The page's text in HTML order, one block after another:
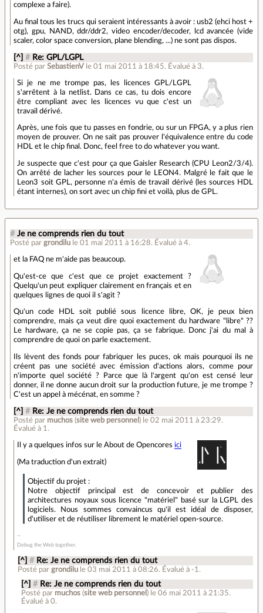
complexe a faire).
Au final tous les trucs qui seraient intéressants à avoir : usb2 (ehci host +
otg), gpu, NAND, ddr/ddr2, video encoder/decoder, lcd avancée (vide
scaler, color space conversion, plane blending, ...) ne sont pas dispos.
[^] # Re: GPL/LGPL
Posté parSebastienV le 01 mai 2011 à 18:45. Évalué à 3.
Si je ne me trompe pas, les licences GPL/LGPL
s'arrêtent à la netlist. Dans ce cas, tu dois encore
être compliant avec les licences vu que c'est un
travail dérivé.
Après, une fois que tu passes en fondrie, ou sur un FPGA, y a plus rien
moyen de prouver. On ne sait pas prouver l'équivalence entre du code
HDL et le chip final. Donc, feel free to do whatever you want.
Je suspecte que c'est pour ça que Gaisler Research (CPU Leon2/3/4).
On arrêté de lacher les sources pour le LEON4. Malgré le fait que le
Leon3 soit GPL, personne n'a émis de travail dérivé (les sources HDL
étant internes), on sort avec un chip fini et voilà, plus de GPL.
# Je ne comprends rien du tout
Posté par grondilu le 01 mai 2011 à 16:28. Évalué à 4.
et la FAQ ne m'aide pas beaucoup.
Qu'est-ce que c'est que ce projet exactement ?
Quelqu'un peut expliquer clairement en français et en
quelques lignes de quoi il s'agit ?
Qu'un code HDL soit publié sous licence libre, OK, je peux bien
comprendre, mais ça veut dire quoi exactement du hardware "libre" ??
Le hardware, ça ne se copie pas, ça se fabrique. Donc j'ai du mal à
comprendre de quoi on parle exactement.
Ils lèvent des fonds pour fabriquer les puces, ok mais pourquoi ils ne
créent pas une société avec émission d'actions alors, comme pour
n'importe quel société ? Parce que là l'argent qu'on est censé leur
donner, il ne donne aucun droit sur la production future, je me trompe ?
C'est un appel à mécénat, en somme ?
[^] # Re: Je ne comprends rien du tout
Posté par muchos (site web personnel ) le 02 mai 2011 à 23:29.
Évalué à 1 .
Il y a quelques infos sur le About de Opencoresici
(Ma traduction d'un extrait)
Objectif du projet :
Notre objectif principal est de concevoir et publier des
architectures noyaux sous licence "matériel" basé sur la LGPL des
logiciels. Nous sommes convaincus qu'il est idéal de disposer,
d'utiliser et de réutiliser librement le matériel open-source.
Debug the Web together.
[^] # Re: Je ne comprends rien du tout
Posté par grondilu le 03 mai 2011 à 08:26. Évalué à -1 .
[^] # Re: Je ne comprends rien du tout
Posté par muchos (site web personnel ) le 06 mai 2011 à 21:35.
Évalué à0.